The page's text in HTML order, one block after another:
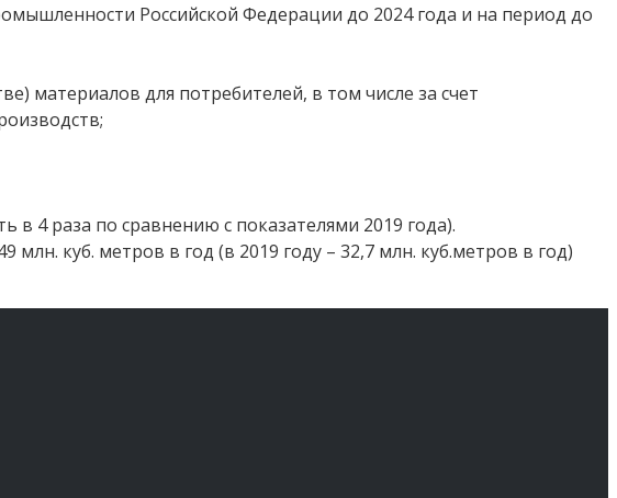
Российской Федерации до 2024 года и на период до
материалов для потребителей, в том числе за счет
в 4 раза по сравнению с показателями 2019 года).
млн. куб. метров в год (в 2019 году – 32,7 млн. куб.метров в год)